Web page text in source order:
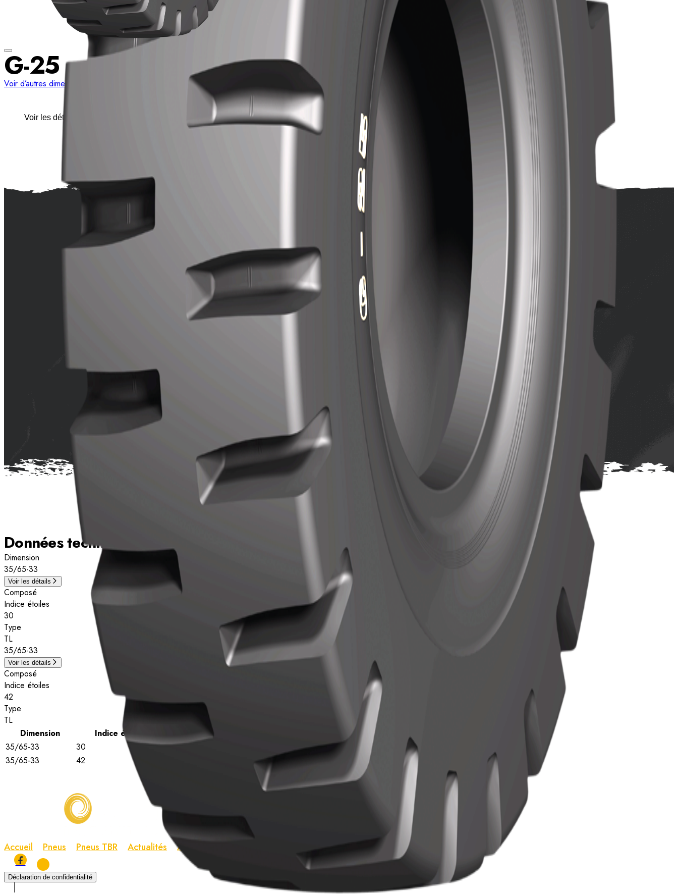
G-25
Voir d’autres dimensions
Voir les détails
Caractéristiques
Conception de sol avec des blocs extra profonds pour les surfaces dures et rocheuses.
Composé de caoutchouc spécial pour une haute résistance à la coupure et aux chocs
Données techniques
Dimension
35/65-33
Voir les détails
Composé
Indice étoiles
30
Type
TL
35/65-33
Voir les détails
Composé
Indice étoiles
42
Type
TL
Dimension
Indice étoiles
35/65-33
30 TL
N/A
35/65-33
42 N/A
Accueil Pneus Pneus TBR Actualités À propos Contact
Déclaration de confidentialité